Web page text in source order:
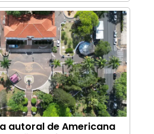
autoral de Americana